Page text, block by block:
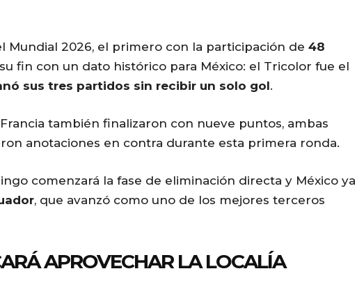
Mundial 2026, el primero con la participación de 48
fin con un dato histórico para México: el Tricolor fue el
sus tres partidos sin recibir un solo gol.
también finalizaron con nueve puntos, ambas
anotaciones en contra durante esta primera ronda.
comenzará la fase de eliminación directa y México ya
, que avanzó como uno de los mejores terceros
APROVECHAR LA LOCALÍA